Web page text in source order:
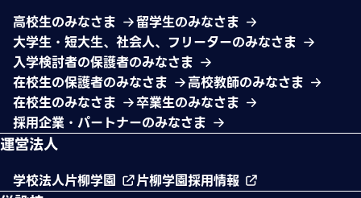
高校生のみなさま
留学生のみなさま
大学生・短大生、社会人、フリーターのみなさま
入学検討者の保護者のみなさま
在校生の保護者のみなさま
高校教師のみなさま
在校生のみなさま
卒業生のみなさま
採用企業・パートナーのみなさま
運営法人
学校法人片柳学園 片柳学園採用情報